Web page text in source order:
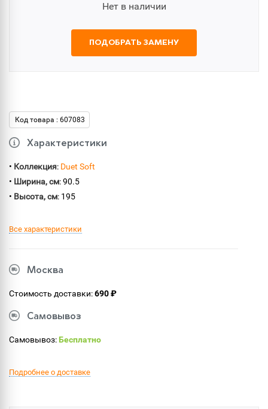
Нет в наличии
ПОДОБРАТЬ ЗАМЕНУ
Код товара : 607083
Характеристики
• Коллекция: Duet Soft
• Ширина, см: 90.5
• Высота, см: 195
Все характеристики
Москва
Стоимость доставки:690 ₽
Самовывоз
Самовывоз:Бесплатно
Подробнее о доставке